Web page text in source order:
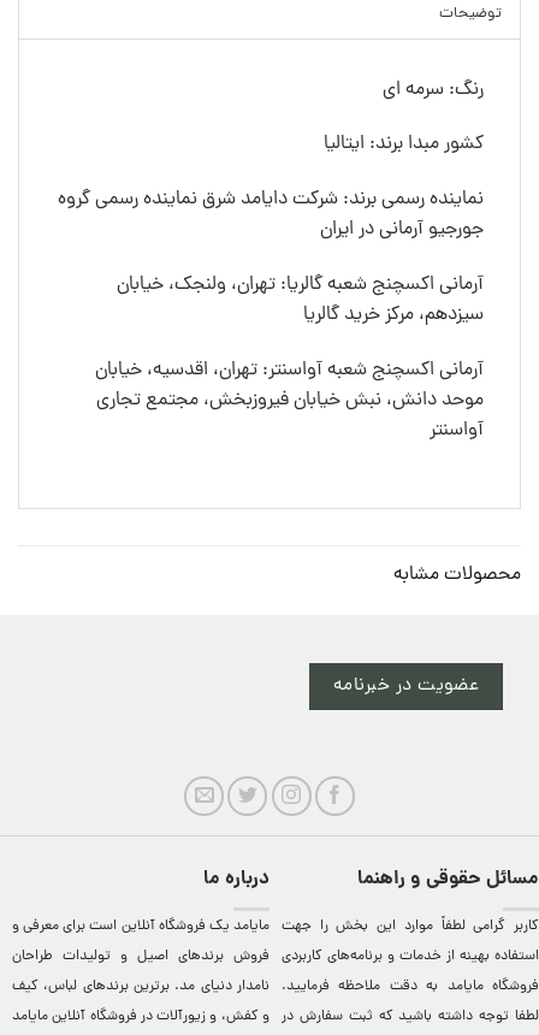
توضیحات
رنگ: سرمه ای
کشور مبدا برند: ایتالیا
نماینده رسمی برند: شرکت دایامد شرق نماینده رسمی گروه
جورجیو آرمانی در ایران
آرمانی اکسچنج شعبه گالریا: تهران، ولنجک، خیابان
سیزدهم، مرکز خرید گالریا
آرمانی اکسچنج شعبه آواسنتر: تهران، اقدسیه، خیابان
موحد دانش، نبش خیابان فیروزبخش، مجتمع تجاری
آواسنتر
محصولات مشابه
عضویت در خبرنامه
مسائل حقوقی و راهنما
کاربر گرامی لطفاً موارد این بخش را جهت
استفاده بهینه از خدمات و برنامه‌‏های کاربردی
فروشگاه مایامد به دقت ملاحظه فرمایید.
لطفا توجه داشته باشید که ثبت سفارش در
درباره ما
مایامد يک فروشگاه آنلاين است برای معرفی و
فروش برندهای اصيل و توليدات طراحان
نامدار دنيای مد. برترين‌ برندهای لباس، کيف
و کفش، و زيورآلات در فروشگاه آنلاين مایامد